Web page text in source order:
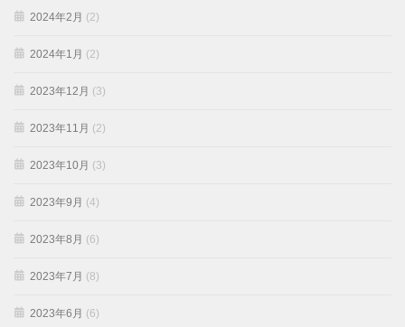
2024年2月 (2)
2024年1月 (2)
2023年12月 (3)
2023年11月 (2)
2023年10月 (3)
2023年9月 (4)
2023年8月 (6)
2023年7月 (8)
2023年6月 (6)